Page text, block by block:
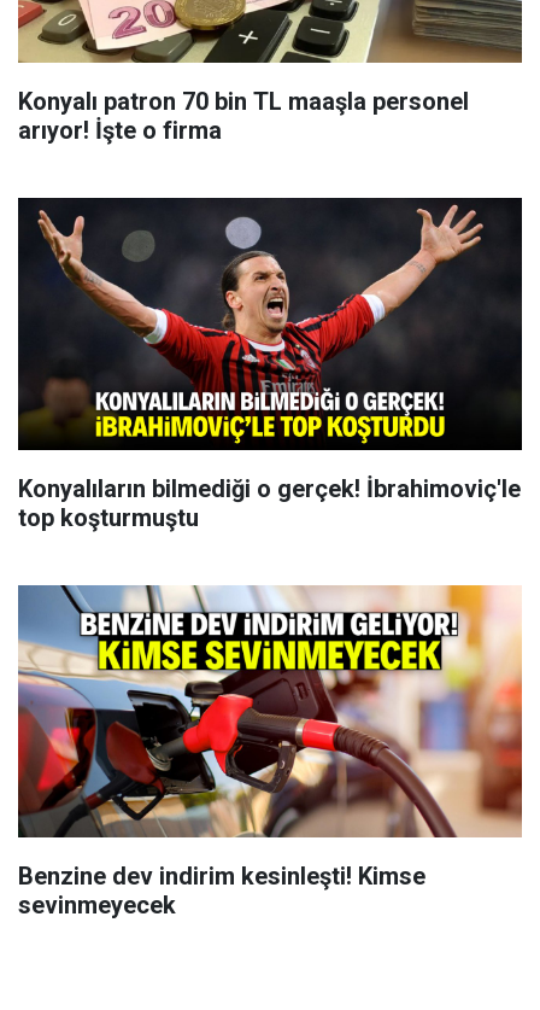
Konyalı patron 70 bin TL maaşla personel
arıyor! İşte o firma
Konyalıların bilmediği o gerçek! İbrahimoviç'le
top koşturmuştu
Benzine dev indirim kesinleşti! Kimse
sevinmeyecek